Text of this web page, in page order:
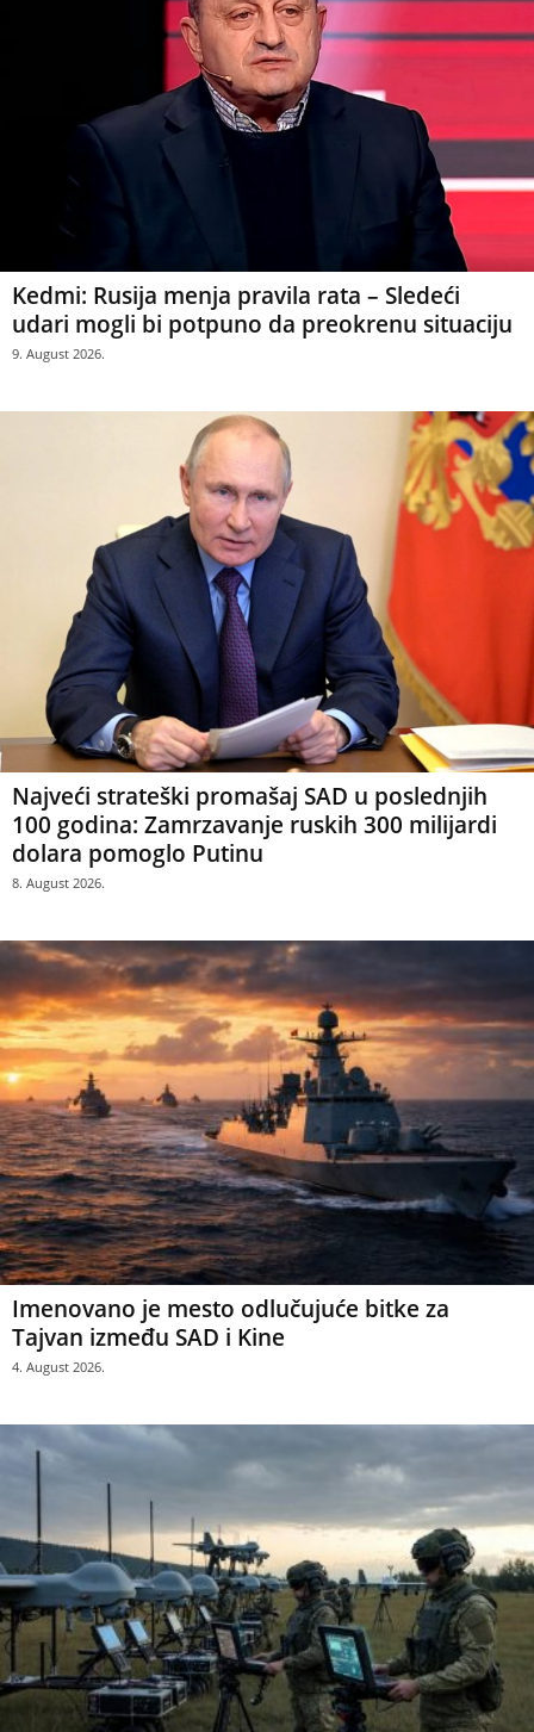
Kedmi: Rusija menja pravila rata – Sledeći
udari mogli bi potpuno da preokrenu situaciju
9. August 2026.
Najveći strateški promašaj SAD u poslednjih
100 godina: Zamrzavanje ruskih 300 milijardi
dolara pomoglo Putinu
8. August 2026.
Imenovano je mesto odlučujuće bitke za
Tajvan između SAD i Kine
4. August 2026.